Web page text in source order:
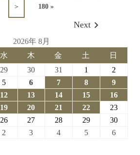
＞ 180 »
Next
2026年 8月
水
曜
木木
曜
金
日
土
日
日
日
292026-
302026-
31
31
1
08-
01
22026-
08-
02
52026-
08-
05
62026-
08-
06
72026-
08-
07
82026-
08-
08
92026-
08-
09
12
08-
12
132026-
08-
13
142026-
14
152026-
08-
15
162026-
08-
16
192026-
08-
202026-
08-
21
08-
222026-
08-
232026-
08-
262026-
272026-
282026-
292026-
302026-
2 32026-
42026-
52026-
62026-